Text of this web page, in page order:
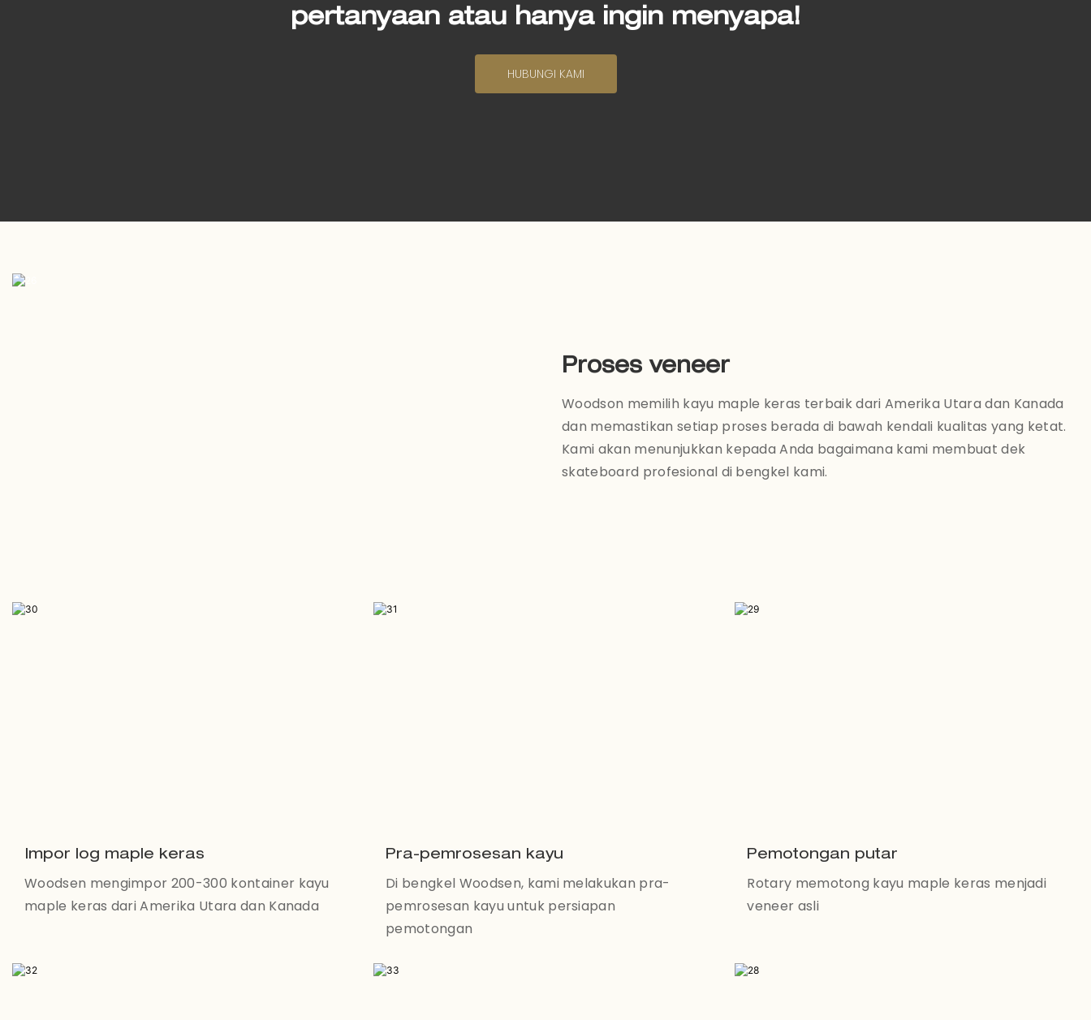
pertanyaan atau hanya ingin menyapa!
HUBUNGI KAMI
Proses veneer
Woodson memilih kayu maple keras terbaik dari Amerika Utara dan Kanada
dan memastikan setiap proses berada di bawah kendali kualitas yang ketat.
Kami akan menunjukkan kepada Anda bagaimana kami membuat dek
skateboard profesional di bengkel kami.
Impor log maple keras
Woodsen mengimpor 200-300 kontainer kayu
maple keras dari Amerika Utara dan Kanada
Pra-pemrosesan kayu
Di bengkel Woodsen, kami melakukan pra-
pemrosesan kayu untuk persiapan
pemotongan
Pemotongan putar
Rotary memotong kayu maple keras menjadi
veneer asli